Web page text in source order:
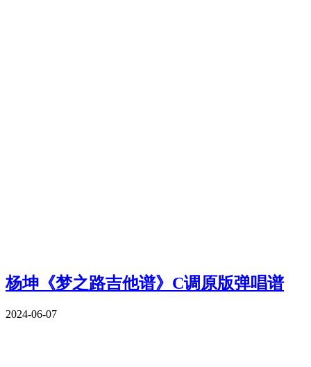
杨坤《梦之路吉他谱》C调原版弹唱谱
2024-06-07